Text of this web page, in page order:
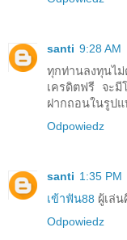
santi 9:28 AM
ทุกท่านลงทุนไม่
เครดิตฟรี จะมี
ฝากถอนในรูปแ
Odpowiedz
santi 1:35 PM
เข้าฟัน88 ผู้เล่
Odpowiedz